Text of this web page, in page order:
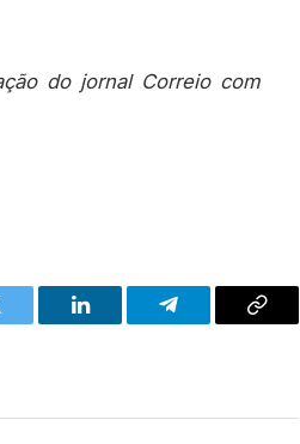
do jornal Correio com
LinkedIn Telegram Copy